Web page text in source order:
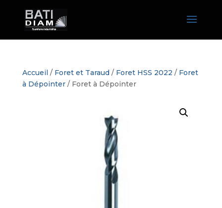
Accueil / Foret et Taraud/ Foret HSS 2022 / Foret
à Dépointer/ Foret à Dépointer